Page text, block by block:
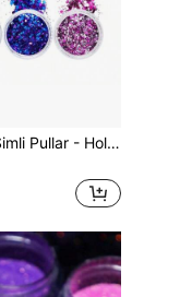
6 adet Reçine DIY Simli Pullar - Holografik Küçük Noktalar İnce İnce Pullar, DIY Takı İçin Dolgu, Epoksi Reçine Kalıp Dekoru